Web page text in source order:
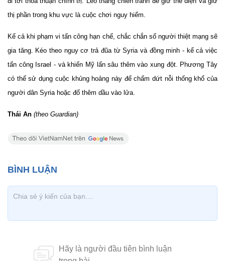
thị phần trong khu vực là cuộc chơi nguy hiểm.
Kể cả khi phạm vi tấn công hạn chế, chắc chắn số người thiệt mạng sẽ
gia tăng. Kéo theo nguy cơ trả đũa từ Syria và đồng minh - kể cả việc
tấn công Israel - và khiến Mỹ lấn sâu thêm vào xung đột. Phương Tây
có thể sử dụng cuộc khủng hoảng này để chấm dứt nỗi thống khổ của
người dân Syria hoặc đổ thêm dầu vào lửa.
Thái An (theo Guardian)